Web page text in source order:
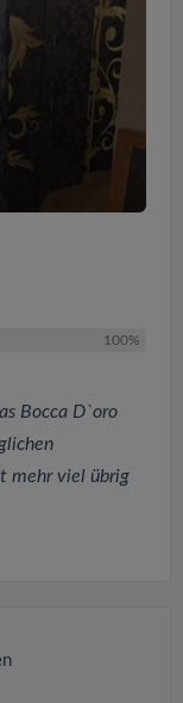
100%
Bocca D`oro
mehr viel übrig